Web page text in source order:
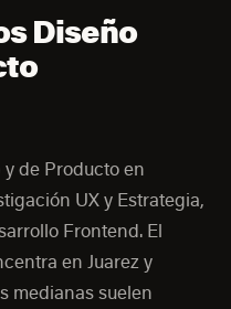
Diseño
de Producto en
UX y Estrategia,
Frontend. El
en Juarez y
medianas suelen